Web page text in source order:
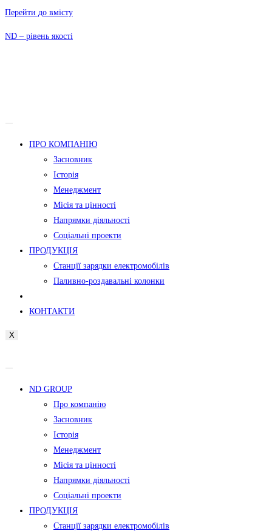
Перейти до вмісту
ND – рівень якості
ПРО КОМПАНІЮ
Засновник
Історія
Менеджмент
Місія та цінності
Напрямки діяльності
Соціальні проекти
ПРОДУКЦІЯ
Станції зарядки електромобілів
Паливно-роздавальні колонки
КОНТАКТИ
X
ND GROUP
Про компанію
Засновник
Історія
Менеджмент
Місія та цінності
Напрямки діяльності
Соціальні проекти
ПРОДУКЦІЯ
Станції зарядки електромобілів